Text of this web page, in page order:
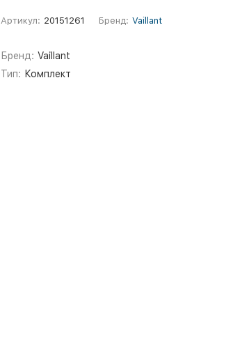
Артикул: 20151261 Бренд: Vaillant
Бренд: Vaillant
Тип: Комплект